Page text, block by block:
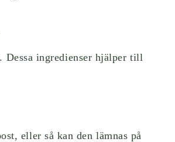
Dessa ingredienser hjälper till
eller så kan den lämnas på